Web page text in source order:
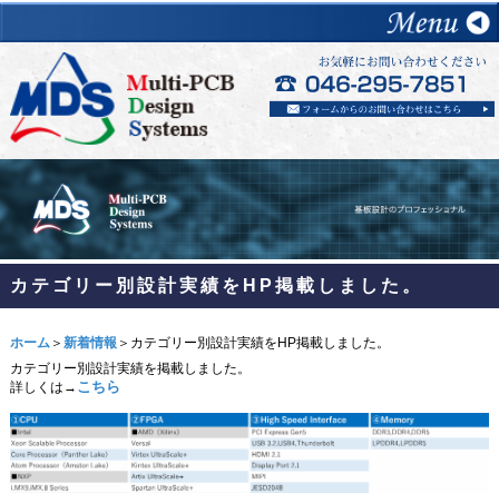
カテゴリー別設計実績をHP掲載しました。
ホーム ＞ 新着情報 ＞カテゴリー別設計実績をHP掲載しました。
カテゴリー別設計実績を掲載しました。
詳しくは→ こちら